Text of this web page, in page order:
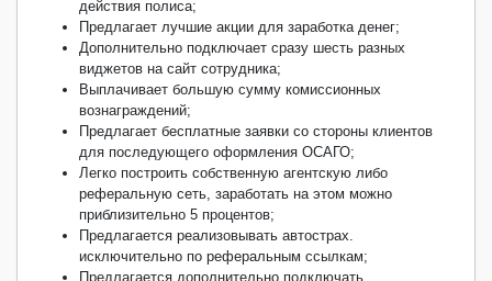
действия полиса;
Предлагает лучшие акции для заработка денег;
Дополнительно подключает сразу шесть разных
виджетов на сайт сотрудника;
Выплачивает большую сумму комиссионных
вознаграждений;
Предлагает бесплатные заявки со стороны клиентов
для последующего оформления ОСАГО;
Легко построить собственную агентскую либо
реферальную сеть, заработать на этом можно
приблизительно 5 процентов;
Предлагается реализовывать автострах.
исключительно по реферальным ссылкам;
Предлагается дополнительно подключать